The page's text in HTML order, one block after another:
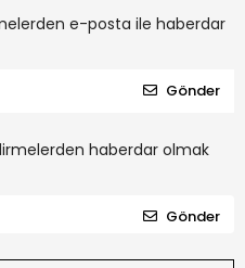
e-posta ile haberdar
Gönder
haberdar olmak
Gönder